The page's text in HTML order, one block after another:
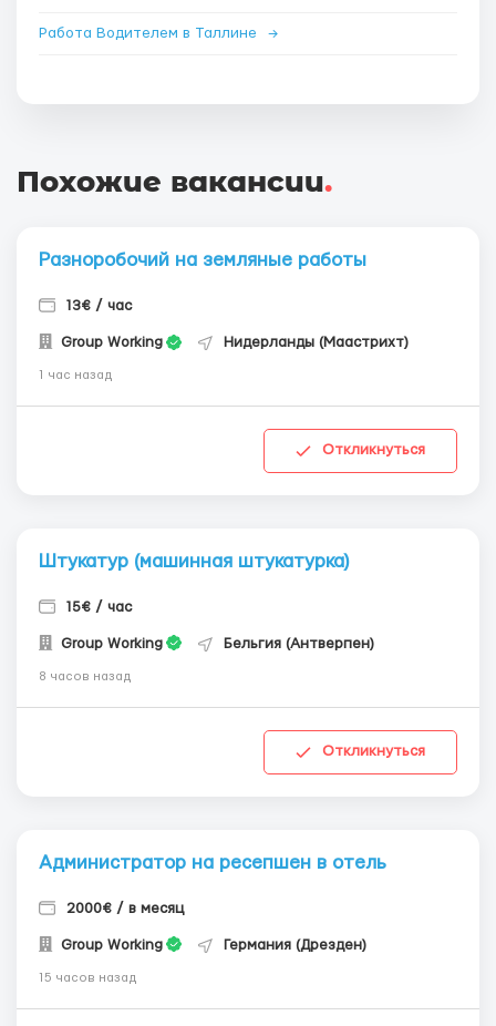
Работа Водителем в Таллине →
Похожие вакансии.
Разноробочий на земляные работы
13€ / час
Group Working Нидерланды (Маастрихт)
1 час назад
Откликнуться
Штукатур (машинная штукатурка)
15€ / час
Group Working Бельгия (Антверпен)
8 часов назад
Откликнуться
Администратор на ресепшен в отель
2000€ / в месяц
Group Working Германия (Дрезден)
15 часов назад